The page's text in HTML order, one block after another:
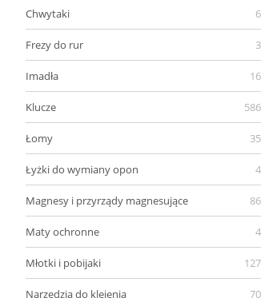
Chwytaki 6
Frezy do rur 3
Imadła 16
Klucze 586
Łomy 35
Łyżki do wymiany opon 4
Magnesy i przyrządy magnesujące 86
Maty ochronne 4
Młotki i pobijaki 127
Narzędzia do klejenia 70